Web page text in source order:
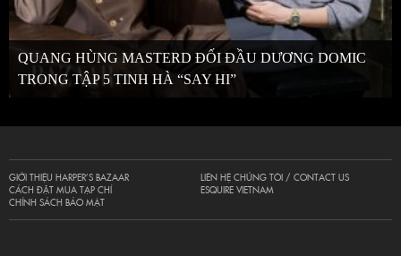
QUANG HÙNG MASTERD ĐỐI ĐẦU DƯƠNG DOMIC
TRONG TẬP 5 TINH HÀ “SAY HI”
GIỚI THIỆU HARPER’S BAZAAR
CÁCH ĐẶT MUA TẠP CHÍ
CHÍNH SÁCH BẢO MẬT
LIÊN HỆ CHÚNG TÔI / CONTACT US
ESQUIRE VIETNAM